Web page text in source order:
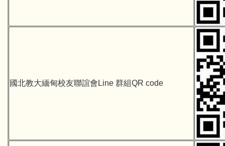
國北教大緬甸校友聯誼會Line 群組QR code